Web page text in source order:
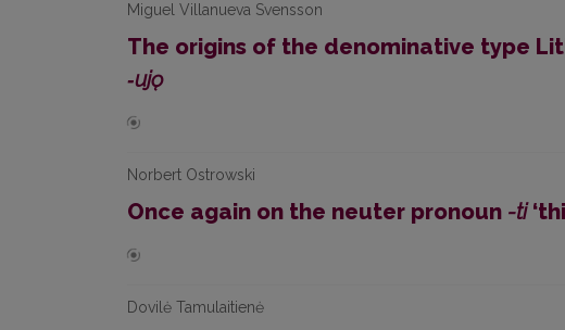
Miguel Villanueva Svensson
The origins of the denominative type
‑ujǫ
Norbert Ostrowski
Once again on the neuter pronoun -ti
Dovilė Tamulaitienė